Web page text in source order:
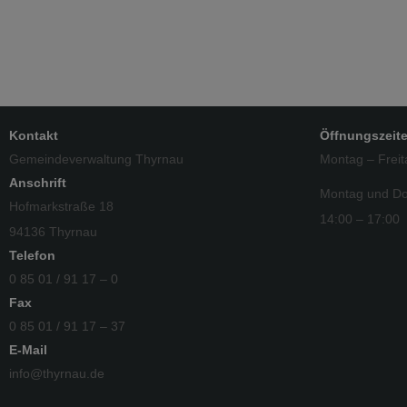
Kontakt
Gemeindeverwaltung Thyrnau
Anschrift
Hofmarkstraße 18
94136 Thyrnau
Telefon
0 85 01 / 91 17 – 0
Fax
0 85 01 / 91 17 – 37
E-Mail
info@thyrnau.de
Montag –
Montag und
14:00 – 17:00